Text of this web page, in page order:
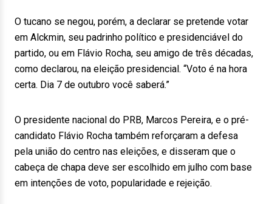
O tucano se negou, porém, a declarar se pretende votar
em Alckmin, seu padrinho político e presidenciável do
partido, ou em Flávio Rocha, seu amigo de três décadas,
como declarou, na eleição presidencial. “Voto é na hora
certa. Dia 7 de outubro você saberá.”
O presidente nacional do PRB, Marcos Pereira, e o pré-
candidato Flávio Rocha também reforçaram a defesa
pela união do centro nas eleições, e disseram que o
cabeça de chapa deve ser escolhido em julho com base
em intenções de voto, popularidade e rejeição.